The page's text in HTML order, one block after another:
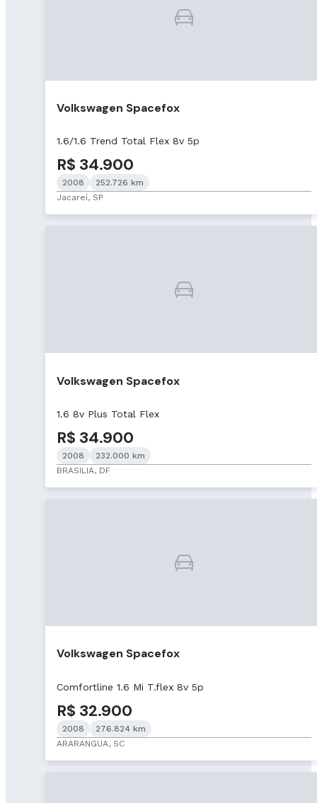
Volkswagen Spacefox
1.6/1.6 Trend Total Flex 8v 5p
R$ 34.900
2008
252.726 km
Jacareí, SP
Volkswagen Spacefox
1.6 8v Plus Total Flex
R$ 34.900
2008
232.000 km
BRASILIA, DF
Volkswagen Spacefox
Comfortline 1.6 Mi T.flex 8v 5p
R$ 32.900
2008
276.824 km
ARARANGUA, SC